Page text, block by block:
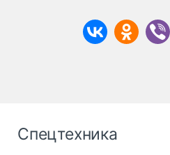
Спецтехника